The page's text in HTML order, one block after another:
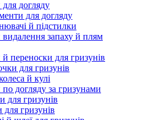
для догляду
для догляду
й підстилки
видалення запаху й плям
й переноски для гризунів
для гризунів
й кулі
по догляду за гризунами
для гризунів
для гризунів